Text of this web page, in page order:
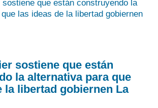
sostiene que están
la alternativa para que
la libertad gobiernen La